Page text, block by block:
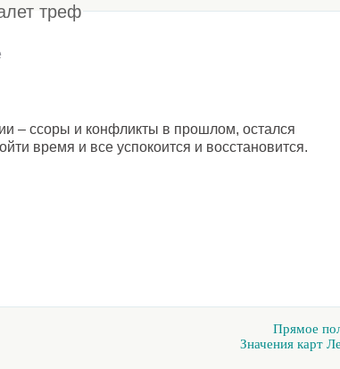
треф
– ссоры и конфликты в прошлом, остался
время и все успокоится и восстановится.
Прямое
Значения карт